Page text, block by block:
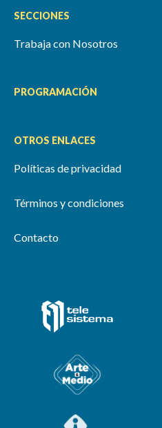
SECCIONES
Trabaja con Nosotros
PROGRAMACIÓN
OTROS ENLACES
Políticas de privacidad
Términos y condiciones
Contacto